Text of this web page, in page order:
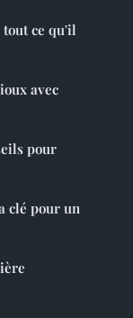
ce qu'il
avec
pour
clé pour un